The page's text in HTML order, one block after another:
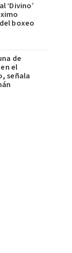
‘Divino’
boxeo
de
el
señala